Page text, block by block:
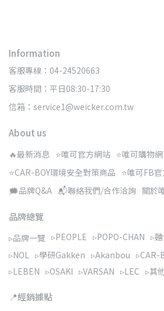
Information
客服專線：04-24520663
客服時間：平日08:30-17:30
信箱：service1@weicker.com.tw
About us
🔥最新消息 ⭐唯可官方網站 ⭐唯可購物
⭐CAR-BOY環境安全對策商品 ⭐唯可FB
🗯️品牌Q&A 📬聯絡我們/合作洽詢 關於
品牌總覽
▹品牌一覽 ▹PEOPLE ▹POPO-CHAN ▹
▹NOL ▹學研Gakken ▹Akanbou ▹CAR-
▹LEBEN ▹OSAKI ▹VARSAN ▹LEC ▹其
📍經銷據點